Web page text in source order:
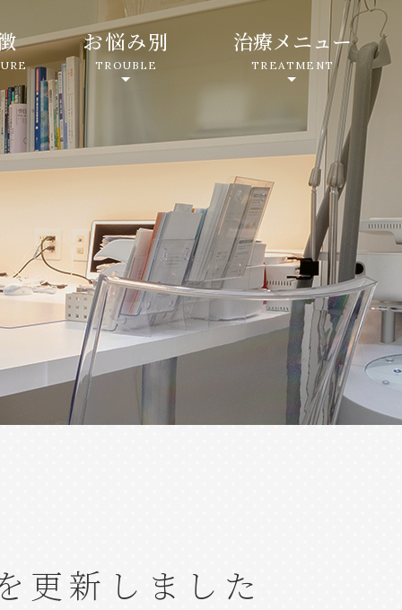
お悩み別
TROUBLE
治療メニュー
TREATMENT
更新しました